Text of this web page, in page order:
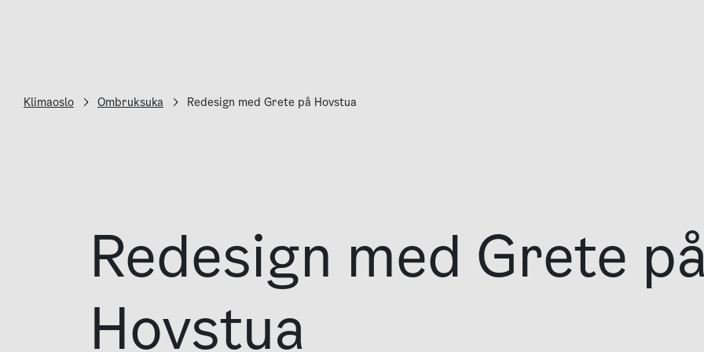
Klimaoslo Ombruksuka Redesign med Grete på Hovstua
Redesign med Grete
Hovstua